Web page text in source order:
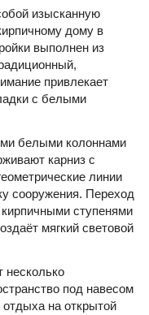
изысканную
дому в
выполнен из
привлекает
с белыми
белыми колоннами
карниз с
линии
сооружения. Переход
ступенями
мягкий световой
несколько
под навесом
на открытой